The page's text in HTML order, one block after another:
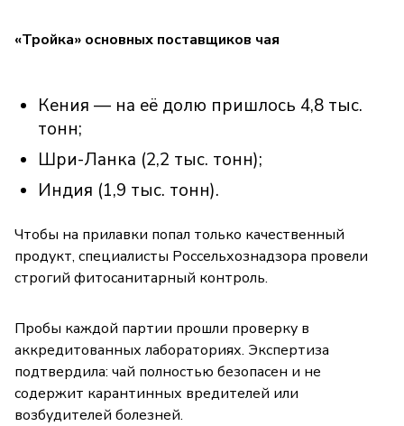
«Тройка» основных поставщиков чая
Кения — на её долю пришлось 4,8 тыс.
тонн;
Шри-Ланка (2,2 тыс. тонн);
Индия (1,9 тыс. тонн).
Чтобы на прилавки попал только качественный
продукт, специалисты Россельхознадзора провели
строгий фитосанитарный контроль.
Пробы каждой партии прошли проверку в
аккредитованных лабораториях. Экспертиза
подтвердила: чай полностью безопасен и не
содержит карантинных вредителей или
возбудителей болезней.